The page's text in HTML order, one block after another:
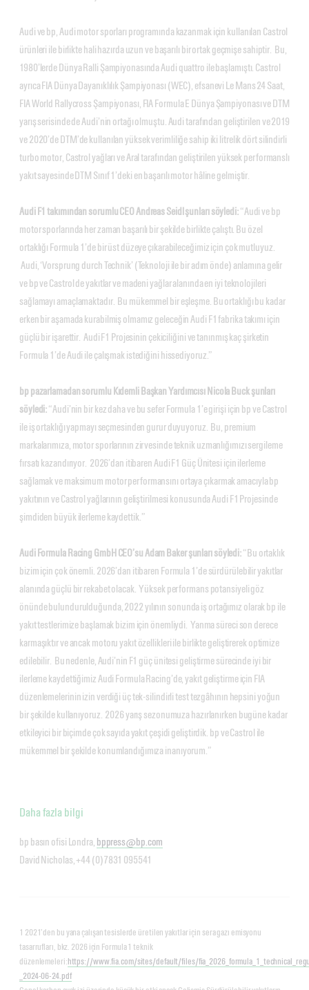
Audi ve bp, Audi motor sporları programında kazanmak için kullanılan Castrol
ürünleri ile birlikte hali hazırda uzun ve başarılı bir ortak geçmişe sahiptir. Bu,
1980’lerde Dünya Ralli Şampiyonasında Audi quattro ile başlamıştı. Castrol
ayrıca FIA Dünya Dayanıklılık Şampiyonası (WEC), efsanevi Le Mans 24 Saat,
FIA World Rallycross Şampiyonası, FIA Formula E Dünya Şampiyonası ve DTM
yarış serisinde de Audi’nin ortağı olmuştu. Audi tarafından geliştirilen ve 2019
ve 2020’de DTM’de kullanılan yüksek verimliliğe sahip iki litrelik dört silindirli
turbo motor, Castrol yağları ve Aral tarafından geliştirilen yüksek performanslı
yakıt sayesinde DTM Sınıf 1’deki en başarılı motor hâline gelmiştir.
Audi F1 takımından sorumlu CEO Andreas Seidl şunları söyledi:“Audi ve bp
motor sporlarında her zaman başarılı bir şekilde birlikte çalıştı. Bu özel
ortaklığı Formula 1’de bir üst düzeye çıkarabileceğimiz için çok mutluyuz.
Audi, ‘Vorsprung durch Technik’ (Teknoloji ile bir adım önde) anlamına gelir
ve bp ve Castrol de yakıtlar ve madeni yağlar alanında en iyi teknolojileri
sağlamayı amaçlamaktadır. Bu mükemmel bir eşleşme. Bu ortaklığı bu kadar
erken bir aşamada kurabilmiş olmamız geleceğin Audi F1 fabrika takımı için
güçlü bir işarettir. Audi F1 Projesinin çekiciliğini ve tanınmış kaç şirketin
Formula 1’de Audi ile çalışmak istediğini hissediyoruz.”
bp pazarlamadan sorumlu Kıdemli Başkan Yardımcısı Nicola Buck şunları
söyledi:“Audi’nin bir kez daha ve bu sefer Formula 1’e girişi için bp ve Castrol
ile iş ortaklığı yapmayı seçmesinden gurur duyuyoruz. Bu, premium
markalarımıza, motor sporlarının zirvesinde teknik uzmanlığımızı sergileme
fırsatı kazandırıyor. 2026’dan itibaren Audi F1 Güç Ünitesi için ilerleme
sağlamak ve maksimum motor performansını ortaya çıkarmak amacıyla bp
yakıtının ve Castrol yağlarının geliştirilmesi konusunda Audi F1 Projesinde
şimdiden büyük ilerleme kaydettik.”
Audi Formula Racing GmbH CEO’su Adam Baker şunları söyledi:“Bu ortaklık
bizim için çok önemli. 2026’dan itibaren Formula 1’de sürdürülebilir yakıtlar
alanında güçlü bir rekabet olacak. Yüksek performans potansiyeli göz
önünde bulundurulduğunda, 2022 yılının sonunda iş ortağımız olarak bp ile
yakıt testlerimize başlamak bizim için önemliydi. Yanma süreci son derece
karmaşıktır ve ancak motoru yakıt özellikleri ile birlikte geliştirerek optimize
edilebilir. Bu nedenle, Audi’nin F1 güç ünitesi geliştirme sürecinde iyi bir
ilerleme kaydettiğimiz Audi Formula Racing’de, yakıt geliştirme için FIA
düzenlemelerinin izin verdiği üç tek-silindirli test tezgâhının hepsini yoğun
bir şekilde kullanıyoruz. 2026 yarış sezonumuza hazırlanırken bugüne kadar
etkileyici bir biçimde çok sayıda yakıt çeşidi geliştirdik. bp ve Castrol ile
mükemmel bir şekilde konumlandığımıza inanıyorum.”
Daha fazla bilgi
bp basın ofisi Londra, bppress@bp.com
David Nicholas, +44 (0)7831 095541
1 2021’den bu yana çalışan tesislerde üretilen yakıtlar için sera gazı emisyonu
tasarrufları, bkz. 2026 için Formula 1 teknik
düzenlemeleri:https://www.fia.com/sites/default/files/
_2024-06-24.pdf